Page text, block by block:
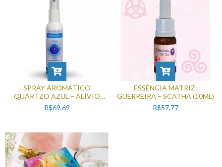
SPRAY AROMÁTICO
QUARTZO AZUL – ALÍVIO
(110ML)
R$69,69
ESSÊNCIA MATRIZ:
GUERREIRA – SCATHA (10ML)
R$57,77